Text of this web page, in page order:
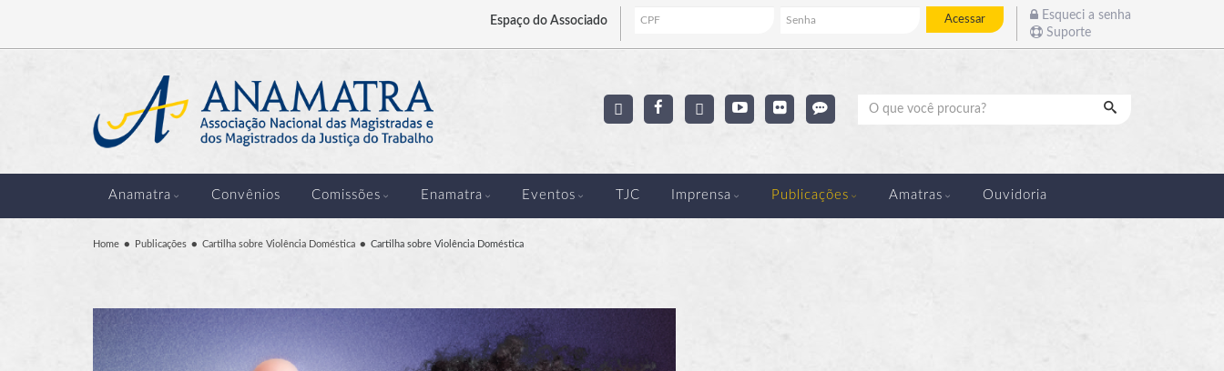
Espaço do Associado Acessar
Esqueci a senha
Suporte
Pesquisar
Anamatra Convênios Comissões Enamatra Eventos TJC Imprensa Publicações Amatras Ouvidoria
Home Publicações Cartilha sobre Violência Doméstica Cartilha sobre Violência Doméstica